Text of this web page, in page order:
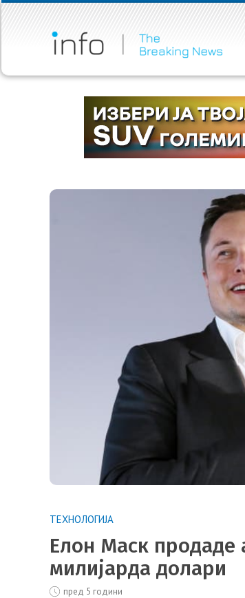
ТЕХНОЛОГИЈА
Елон Маск продаде
милијарда долари
пред 5 години